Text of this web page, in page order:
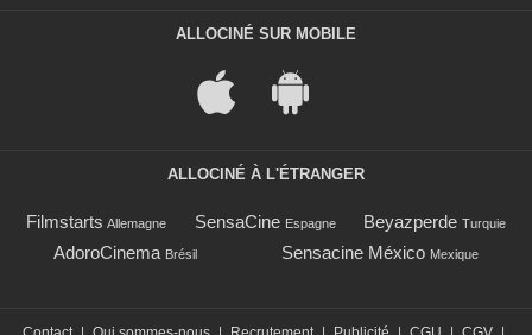
ALLOCINÉ SUR MOBILE
ALLOCINÉ À L'ÉTRANGER
Filmstarts Allemagne SensaCine Espagne Beyazperde Turquie
AdoroCinema Brésil Sensacine México Mexique